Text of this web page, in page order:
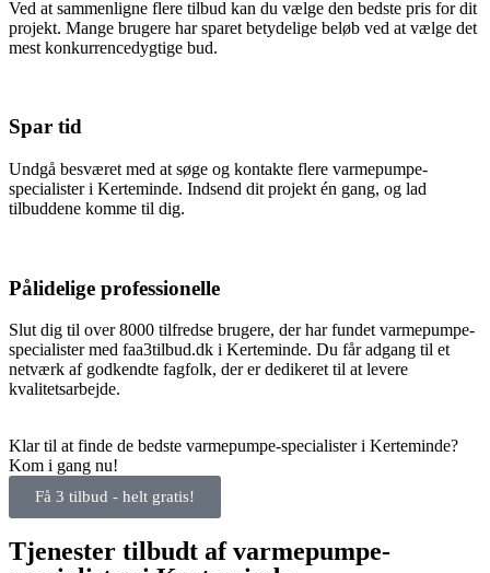
Ved at sammenligne flere tilbud kan du vælge den bedste pris for dit
projekt. Mange brugere har sparet betydelige beløb ved at vælge det
mest konkurrencedygtige bud.
Spar tid
Undgå besværet med at søge og kontakte flere varmepumpe-
specialister i Kerteminde. Indsend dit projekt én gang, og lad
tilbuddene komme til dig.
Pålidelige professionelle
Slut dig til over 8000 tilfredse brugere, der har fundet varmepumpe-
specialister med faa3tilbud.dk i Kerteminde. Du får adgang til et
netværk af godkendte fagfolk, der er dedikeret til at levere
kvalitetsarbejde.
Klar til at finde de bedste varmepumpe-specialister i Kerteminde?
Kom i gang nu!
Få 3 tilbud - helt gratis!
Tjenester tilbudt af varmepumpe-